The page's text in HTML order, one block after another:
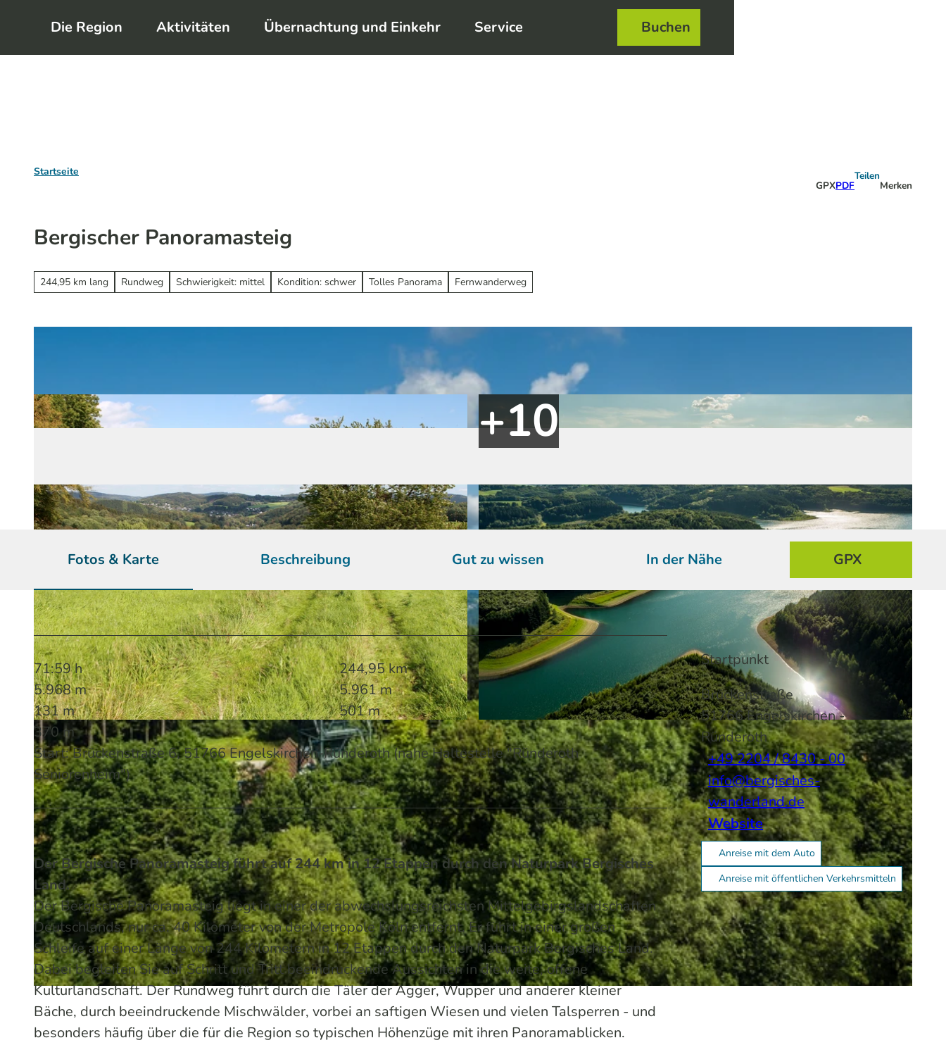
m
Die Region Aktivitäten Übernachtung und Einkehr Service Buchen
Startseite
GPXPDF
Teilen
Merken
Bergischer Panoramasteig
244,95 km lang Rundweg Schwierigkeit: mittel Kondition: schwer Tolles Panorama Fernwanderweg
© Dominik Ketz | KI-optimiert |CC-BY-SA
© Guido Wagner | KI-optimiert |CC-BY-SA © Dominik Ketz | KI-optimiert | CC-BY-SA
Fotos & Karte Beschreibung Gut zu wissen In der Nähe GPX
71:59 h
244,95 km
5.968 m
5.961 m
131 m
501 m
370 m
Start: Brückenstraße 6, 51766 Engelskirchen-Ründeroth (nahe Haltestelle "Ründeroth
Seniorenheim")
Der Bergische Panoramasteig führt auf 244 km in 12 Etappen durch den Naturpark Bergisches
Land.
Der Bergische Panoramasteig liegt in einer der abwechslungsreichsten Mittelgebirgslandschaften
Deutschlands, nur ca. 40 Kilometer von der Metropole Köln entfernt. Er führt in einer großen
Schleife auf einer Länge von 244 Kilometern in 12 Etappen durch den Naturpark Bergisches Land.
Dabei begleiten Sie auf Schritt und Tritt beeindruckende Aussichten in die weite, offene
Kulturlandschaft. Der Rundweg führt durch die Täler der Agger, Wupper und anderer kleiner
Bäche, durch beeindruckende Mischwälder, vorbei an saftigen Wiesen und vielen Talsperren - und
besonders häufig über die für die Region so typischen Höhenzüge mit ihren Panoramablicken.
Startpunkt
Brückenstraße
51766Engelskirchen-
Ründeroth
+49 2204 / 8430 - 00
info@bergisches-
wanderland.de
Website
Anreise mit dem Auto
Anreise mit öffentlichen Verkehrsmitteln